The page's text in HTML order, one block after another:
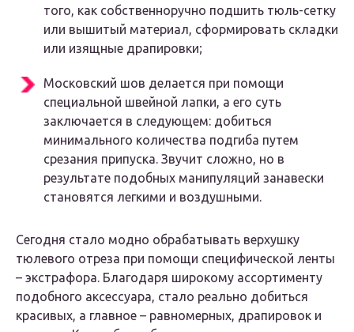
того, как собственноручно подшить тюль-сетку
или вышитый материал, сформировать складки
или изящные драпировки;
Московский шов делается при помощи
специальной швейной лапки, а его суть
заключается в следующем: добиться
минимального количества подгиба путем
срезания припуска. Звучит сложно, но в
результате подобных манипуляций занавески
становятся легкими и воздушными.
Сегодня стало модно обрабатывать верхушку
тюлевого отреза при помощи специфической ленты
– экстрафора. Благодаря широкому ассортименту
подобного аксессуара, стало реально добиться
красивых, а главное – равномерных, драпировок и